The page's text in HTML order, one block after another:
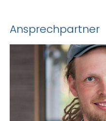
Ansprechpartner